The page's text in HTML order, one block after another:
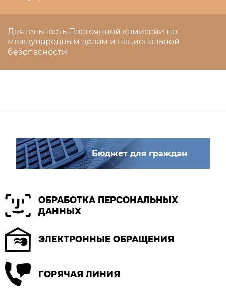
Деятельность Постоянной комиссии по
международным делам и национальной
безопасности
Бюджет для граждан
ОБРАБОТКА ПЕРСОНАЛЬНЫХ
ДАННЫХ
ЭЛЕКТРОННЫЕ ОБРАЩЕНИЯ
ГОРЯЧАЯ ЛИНИЯ